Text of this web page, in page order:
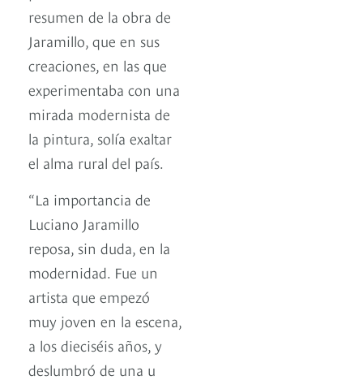
resumen de la obra de
Jaramillo, que en sus
creaciones, en las que
experimentaba con una
mirada modernista de
la pintura, solía exaltar
el alma rural del país.
“La importancia de
Luciano Jaramillo
reposa, sin duda, en la
modernidad. Fue un
artista que empezó
muy joven en la escena,
a los dieciséis años, y
deslumbró de una u